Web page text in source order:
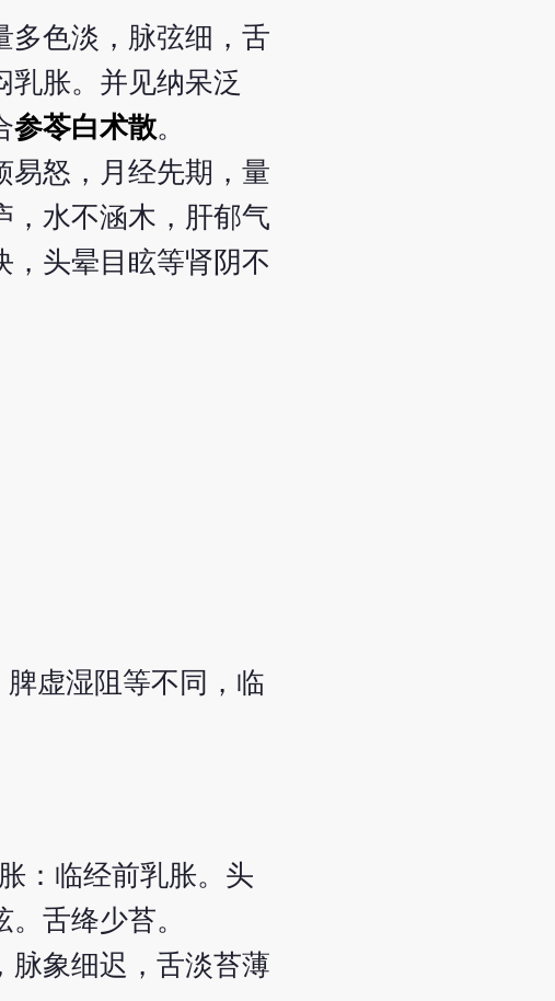
多色淡，脉弦细，舌
胀。并见纳呆泛
参苓白术散。
易怒，月经先期，量
，水不涵木，肝郁气
，头晕目眩等肾阴不
虚湿阻等不同，临
：临经前乳胀。头
舌绛少苔。
脉象细迟，舌淡苔薄